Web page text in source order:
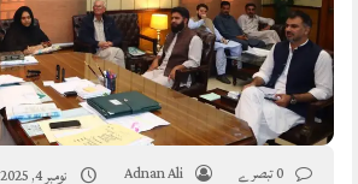
Adnan Ali نومبر 4, 2025